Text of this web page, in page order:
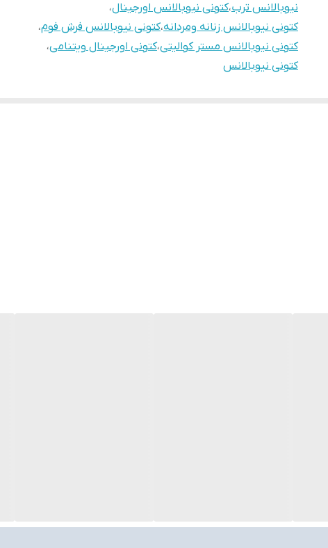
نیوبالانس ترب،کتونی نیوبالانس اورجینال،
کتونی نیوبالانس زنانه ومردانه،کتونی نیوبالانس فرش فوم،
کتونی نیوبالانس مستر کوالیتی،کتونی اورجینال ویتنامی،
کتونی نیوبالانس